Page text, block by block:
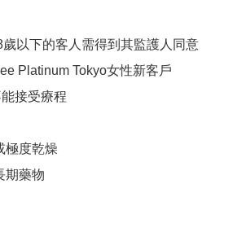
歲以下的客人需得到其監護人同意
Platinum Tokyo女性新客戶
接受療程
極度乾燥
期藥物